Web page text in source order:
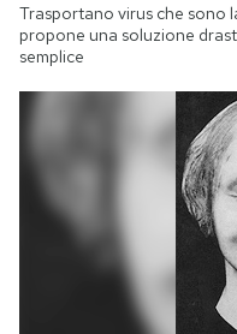
Trasportano virus che sono
propone una soluzione
semplice